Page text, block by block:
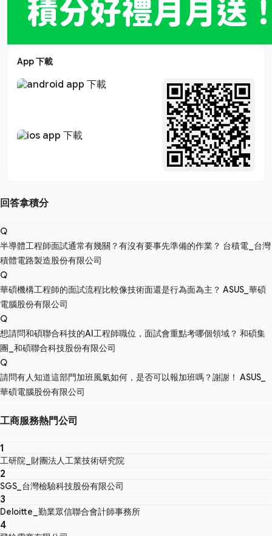
App 下載
回答拿積分
Q
半導體工程師面試通常有幾關？有沒有要事先準備的作業？ 台積電_台灣
積體電路製造股份有限公司
Q
華碩機構工程師的面試流程比較像技術面還是行為面為主？ ASUS_華碩
電腦股份有限公司
Q
想請問和碩聯合科技的AI工程師職位，面試會重點考哪個領域？ 和碩集
團_和碩聯合科技股份有限公司
Q
請問有人知道這部門加班風氣如何，是否可以報加班嗎？謝謝！ ASUS_
華碩電腦股份有限公司
工商服務熱門公司
1
工研院_財團法人工業技術研究院
2
SGS_台灣檢驗科技股份有限公司
3
Deloitte_勤業眾信聯合會計師事務所
4